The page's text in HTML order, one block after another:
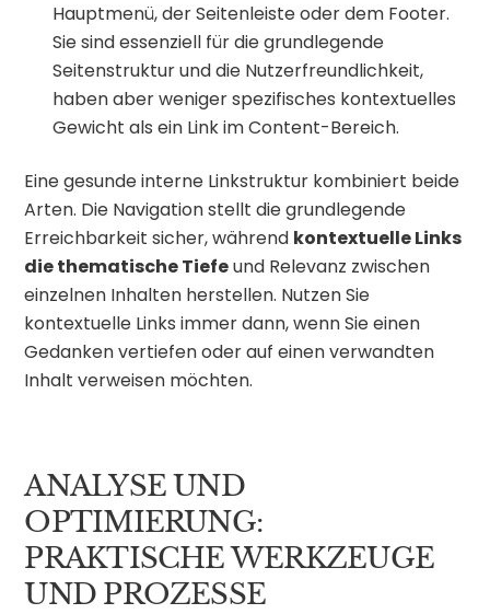
Hauptmenü, der Seitenleiste oder dem Footer.
Sie sind essenziell für die grundlegende
Seitenstruktur und die Nutzerfreundlichkeit,
haben aber weniger spezifisches kontextuelles
Gewicht als ein Link im Content-Bereich.
Eine gesunde interne Linkstruktur kombiniert beide
Arten. Die Navigation stellt die grundlegende
Erreichbarkeit sicher, während kontextuelle Links
die thematische Tiefeund Relevanz zwischen
einzelnen Inhalten herstellen. Nutzen Sie
kontextuelle Links immer dann, wenn Sie einen
Gedanken vertiefen oder auf einen verwandten
Inhalt verweisen möchten.
ANALYSE UND
OPTIMIERUNG:
PRAKTISCHE WERKZEUGE
UND PROZESSE